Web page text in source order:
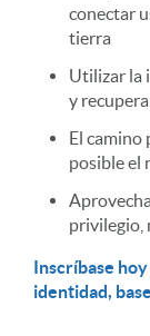
conectar
tierra
Utilizar la
y
El camino
posible el
privilegio,
Inscríbase
identidad,